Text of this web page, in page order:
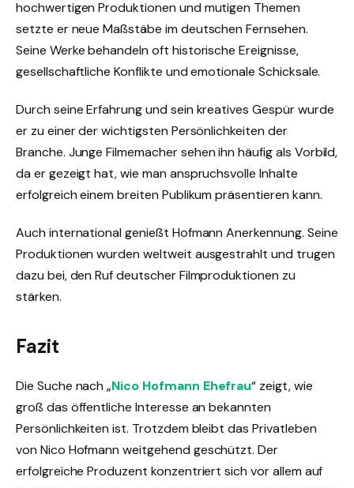
hochwertigen Produktionen und mutigen Themen
setzte er neue Maßstäbe im deutschen Fernsehen.
Seine Werke behandeln oft historische Ereignisse,
gesellschaftliche Konflikte und emotionale Schicksale.
Durch seine Erfahrung und sein kreatives Gespür wurde
er zu einer der wichtigsten Persönlichkeiten der
Branche. Junge Filmemacher sehen ihn häufig als Vorbild,
da er gezeigt hat, wie man anspruchsvolle Inhalte
erfolgreich einem breiten Publikum präsentieren kann.
Auch international genießt Hofmann Anerkennung. Seine
Produktionen wurden weltweit ausgestrahlt und trugen
dazu bei, den Ruf deutscher Filmproduktionen zu
stärken.
Fazit
Die Suche nach „Nico Hofmann Ehefrau“ zeigt, wie
groß das öffentliche Interesse an bekannten
Persönlichkeiten ist. Trotzdem bleibt das Privatleben
von Nico Hofmann weitgehend geschützt. Der
erfolgreiche Produzent konzentriert sich vor allem auf